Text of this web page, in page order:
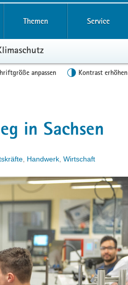
Themen Service
anpassen Kontrast erhöhen
in Sachsen
Handwerk Wirtschaft